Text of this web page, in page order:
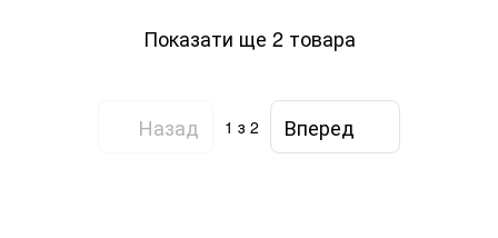
Показати ще 2 товара
Назад 1 з 2 Вперед